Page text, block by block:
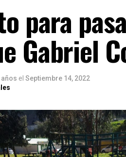
para
Gabriel
años el Septiembre 14, 2022